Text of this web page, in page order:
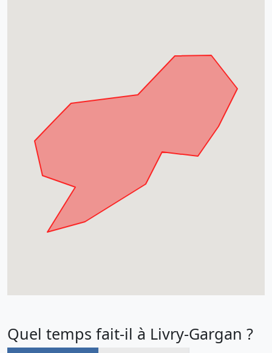
Quel temps fait-il à Livry-Gargan ?